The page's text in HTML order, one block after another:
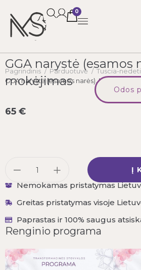
0
Pagrindinis / Parduotuvė / Tuscia-nedeti
GGA narystė (esamos narės). Dalinis
GGA narystė (esamos
mokėjimas
65 €
Į
Nemokamas pristatymas
Greitas pristatymas visoje
Paprastas ir 100% saugus
Renginio programa
Odos